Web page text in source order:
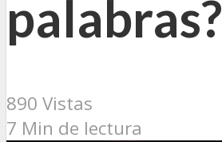
palabras?
890 Vistas
7 Min de lectura